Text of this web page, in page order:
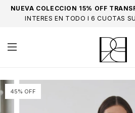
NUEVA COLECCION 15% OFF
INTERES EN TODO I 6 CUOTAS
45% OFF